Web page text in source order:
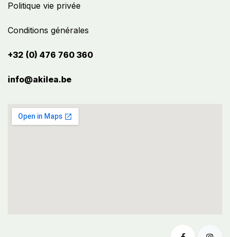
Politique vie privée
Conditions générales
+32 (0) 476 760 360
info@akilea.be​